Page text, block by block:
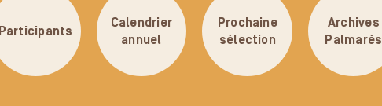
Participants
Calendrier
annuel
Prochaine
sélection
Archives
Palmarès